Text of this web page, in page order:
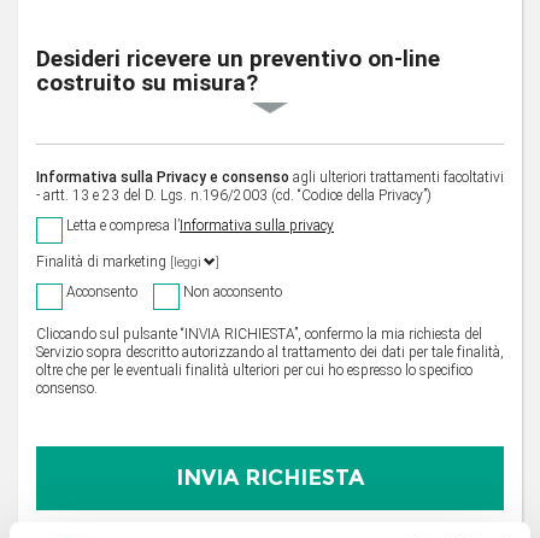
Desideri ricevere un preventivo on-line
costruito su misura?
Informativa sulla Privacy e consenso agli ulteriori trattamenti facoltativi
- artt. 13 e 23 del D. Lgs. n.196/2003 (cd. “Codice della Privacy”)
Letta e compresa l’Informativa sulla privacy
Finalità di marketing [leggi
Acconsento Non acconsento
Cliccando sul pulsante “INVIA RICHIESTA”, confermo la mia richiesta del
Servizio sopra descritto autorizzando al trattamento dei dati per tale finalità,
oltre che per le eventuali finalità ulteriori per cui ho espresso lo specifico
consenso.